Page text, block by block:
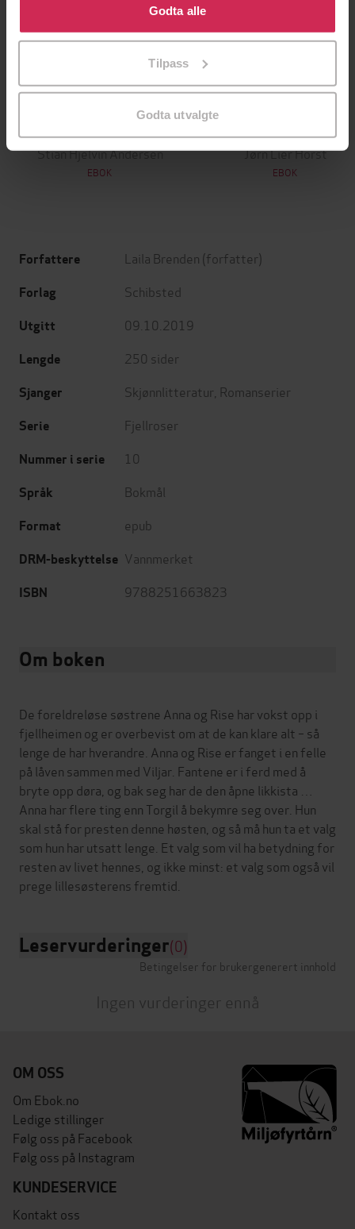
bruke cookies for alle disse formålene. Du kan også
tilpasse ditt samtykke til spesifikke formål ved å klikke
Godta alle
Tilpass
Godta utvalgte
En lykkelig familie
Stian Hjelvin Andersen
EBOK
Tvilen
Jørn Lier Horst
EBOK
Forfattere Laila Brenden (forfatter)
Forlag Schibsted
Utgitt 09.10.2019
Lengde 250 sider
Sjanger Skjønnlitteratur Romanserier
Serie Fjellroser
Nummer i serie 10
Språk Bokmål
Format epub
DRM-beskyttelse Vannmerket
ISBN 9788251663823
Om boken
De foreldreløse søstrene Anna og Rise har vokst opp i
fjellheimen og er overbevist om at de kan klare alt – så
lenge de har hverandre. Anna og Rise er fanget i en felle
på låven sammen med Viljar. Fantene er i ferd med å
bryte opp døra, og bak seg har de den åpne likkista …
Anna har flere ting enn Torgil å bekymre seg over. Hun
skal stå for presten denne høsten, og så må hun ta et valg
som hun har utsatt lenge. Et valg som vil ha betydning for
resten av livet hennes, og ikke minst: et valg som også vil
Leservurderinger(0)
Betingelser for brukergenerert innhold
Ingen vurderinger ennå
OM OSS
Om Ebok.no
Ledige stillinger
Følg oss på Facebook
Følg oss på Instagram
KUNDESERVICE
Kontakt oss